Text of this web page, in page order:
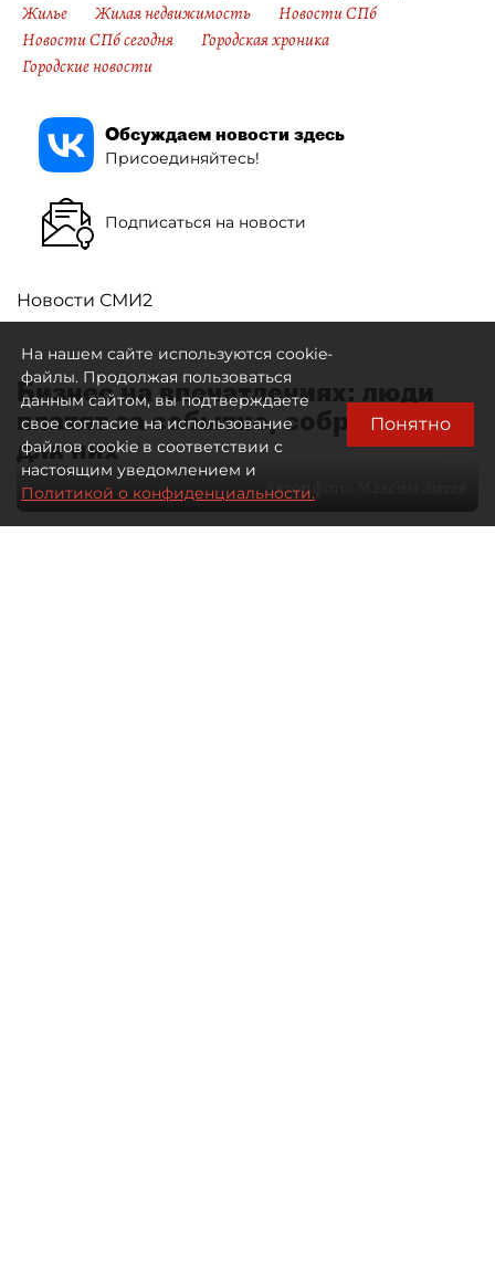
Жилье
Жилая недвижимость
Новости СПб
Новости СПб сегодня
Городская хроника
Городские новости
Обсуждаем новости здесь
Присоединяйтесь!
Подписаться на новости
Новости СМИ2
Бизнес на впечатлениях: люди
платят за событие, собранное
для них
Автор фото:
На нашем сайте используются cookie-
файлы. Продолжая пользоваться
данным сайтом, вы подтверждаете
свое согласие на использование
файлов cookie в соответствии с
настоящим уведомлением и
Политикой о конфиденциальности.
Понятно